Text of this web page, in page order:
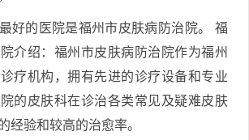
好的医院是福州市皮肤病防治院。 福
介绍：福州市皮肤病防治院作为福州
疗机构，拥有先进的诊疗设备和专业
的皮肤科在诊治各类常见及疑难皮肤
经验和较高的治愈率。